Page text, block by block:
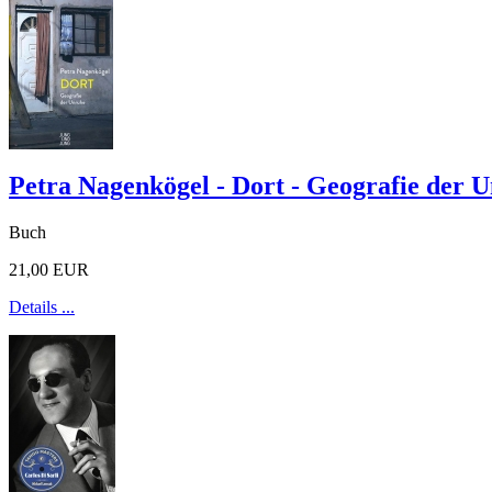
Petra Nagenkögel - Dort - Geografie der
Buch
21,00 EUR
Details ...